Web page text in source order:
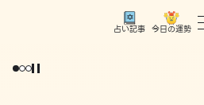
占い記事 今日の運勢
どうせなら
。